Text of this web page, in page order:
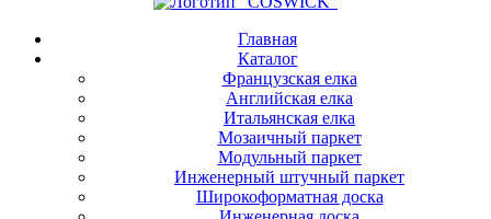
Главная
Каталог
Французская елка
Английская елка
Итальянская елка
Мозаичный паркет
Модульный паркет
Инженерный штучный паркет
Широкоформатная доска